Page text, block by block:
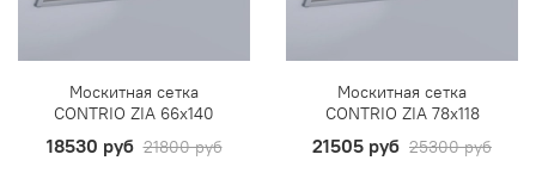
Москитная сетка
CONTRIO ZIA 66х140
18530 руб 21800 руб
Москитная сетка
CONTRIO ZIA 78х118
21505 руб 25300 руб